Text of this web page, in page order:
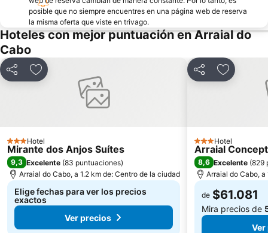
posible que no siempre encuentres en una página web de reserva
la misma oferta que viste en trivago.
Hoteles con mejor puntuación en Arraial do
Cabo
CompartirAgregar a favoritos
3 Estrellas
Hotel
Mirante dos Anjos Suítes
9,3 Excelente (83 puntuaciones)
Arraial do Cabo, a 1.2 km de: Centro de la ciudad
Elige fechas para ver los precios
exactos
Ver precios
CompartirAgregar
3 Estrellas
Hotel
Arraial
8,6 Excelente (829
Arraial do Cabo,
de $61.081
Mira precios de
Ver